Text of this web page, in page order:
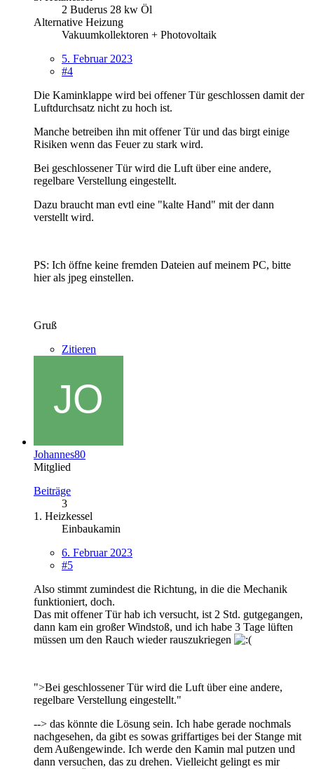
2 Buderus 28 kw Öl
Alternative Heizung
Vakuumkollektoren + Photovoltaik
5. Februar 2023
#4
Die Kaminklappe wird bei offener Tür geschlossen damit der
Luftdurchsatz nicht zu hoch ist.
Manche betreiben ihn mit offener Tür und das birgt einige
Risiken wenn das Feuer zu stark wird.
Bei geschlossener Tür wird die Luft über eine andere,
regelbare Verstellung eingestellt.
Dazu braucht man evtl eine "kalte Hand" mit der dann
verstellt wird.
PS: Ich öffne keine fremden Dateien auf meinem PC, bitte
hier als jpeg einstellen.
Gruß
Zitieren
Johannes80
Mitglied
Beiträge
3
1. Heizkessel
Einbaukamin
6. Februar 2023
#5
Also stimmt zumindest die Richtung, in die die Mechanik
funktioniert, doch.
Das mit offener Tür hab ich versucht, ist 2 Std. gutgegangen,
dann kam ein großer Windstoß, und ich habe 3 Tage lüften
müssen um den Rauch wieder rauszukriegen
">Bei geschlossener Tür wird die Luft über eine andere,
regelbare Verstellung eingestellt."
--> das könnte die Lösung sein. Ich habe gerade nochmals
nachgesehen, da gibt es sowas griffartiges bei der Stange mit
dem Außengewinde. Ich werde den Kamin mal putzen und
dann versuchen, das zu drehen. Vielleicht gelingt es mir